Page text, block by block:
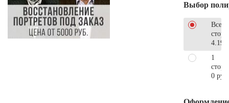
Выбор
Все
1
0 руб.